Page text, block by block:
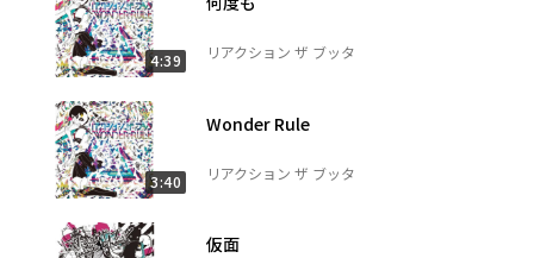
4:39 リアクション ザ ブッタ
3:40
Wonder Rule
リアクション ザ ブッタ
仮面